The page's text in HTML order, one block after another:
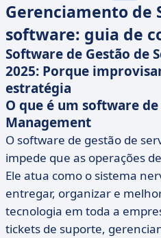
Gerenciamento de
software: guia de
Software de Gestão de
2025: Porque
estratégia
O que é um software
Management
O software de gestão de
impede que as operações
Ele atua como o sistema
entregar, organizar e
tecnologia em toda a
tickets de suporte,